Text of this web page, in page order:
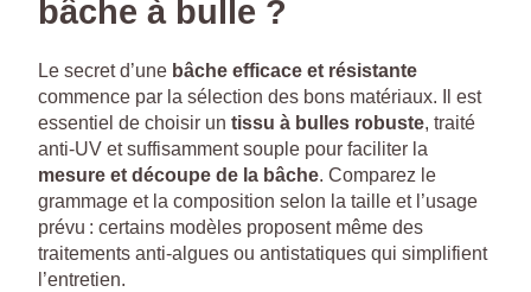
bâche à bulle ?
Le secret d’une bâche efficace et résistante
commence par la sélection des bons matériaux. Il est
essentiel de choisir un tissu à bulles robuste, traité
anti-UV et suffisamment souple pour faciliter la
mesure et découpe de la bâche. Comparez le
grammage et la composition selon la taille et l’usage
prévu : certains modèles proposent même des
traitements anti-algues ou antistatiques qui simplifient
l’entretien.